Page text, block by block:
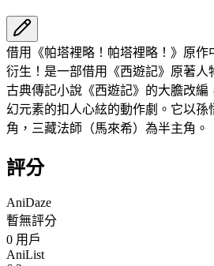
借用《帕塔裡略！帕塔裡略！》原作
衍生！是一部借用《西遊記》原著人
古典傳記小說《西遊記》的大膽改編
幻元素的扣人心絃的動作劇。它以孫
角，三藏法師（馬來希）為半主角。
評分
AniDaze
暫無評分
0 用戶
AniList